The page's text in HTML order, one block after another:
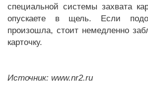
специальной системы захвата
опускаете в щель. Если
произошла, стоит немедленно
карточку.
Источник: www.nr2.ru